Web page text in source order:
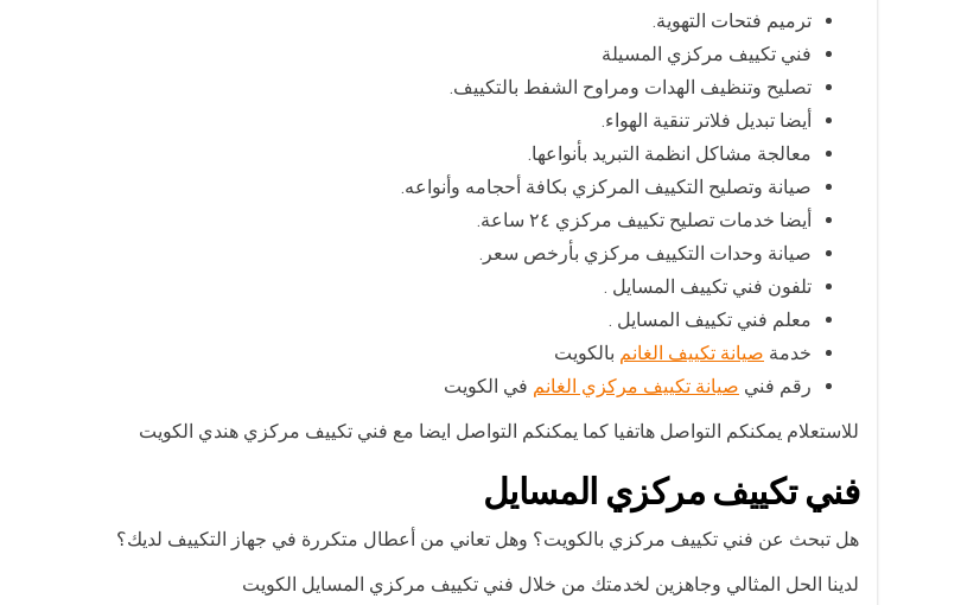
ترميم فتحات التهوية.
فني تكييف مركزي المسيلة
تصليح وتنظيف الهدات ومراوح الشفط بالتكييف.
أيضا تبديل فلاتر تنقية الهواء.
معالجة مشاكل انظمة التبريد بأنواعها.
صيانة وتصليح التكييف المركزي بكافة أحجامه وأنواعه.
أيضا خدمات تصليح تكييف مركزي ٢٤ ساعة.
صيانة وحدات التكييف مركزي بأرخص سعر.
تلفون فني تكييف المسايل .
معلم فني تكييف المسايل .
خدمة صيانة تكييف الغانم بالكويت
رقم فني صيانة تكييف مركزي الغانم في الكويت
للاستعلام يمكنكم التواصل هاتفيا كما يمكنكم التواصل ايضا مع فني تكييف مركزي هندي الكويت
فني تكييف مركزي المسايل
هل تبحث عن فني تكييف مركزي بالكويت؟ وهل تعاني من أعطال متكررة في جهاز التكييف لديك؟
لدينا الحل المثالي وجاهزين لخدمتك من خلال فني تكييف مركزي المسايل الكويت